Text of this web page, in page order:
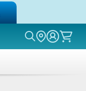
Icon of